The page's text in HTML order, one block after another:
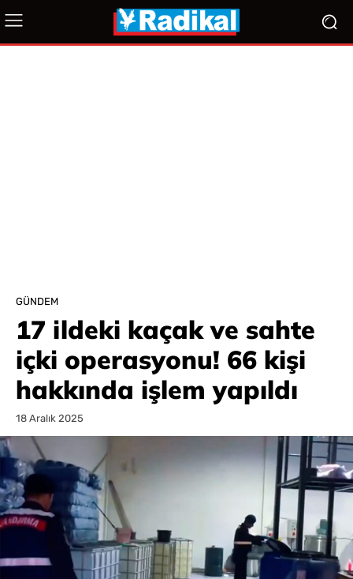
GÜNDEM
17 ildeki kaçak ve sahte
içki operasyonu! 66 kişi
hakkında işlem yapıldı
18 Aralık 2025